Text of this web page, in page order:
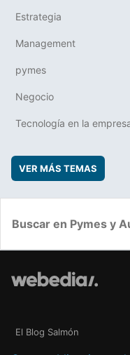
Estrategia
Management
pymes
Negocio
Tecnología en la
VER MÁS TEMAS
El Blog Salmón